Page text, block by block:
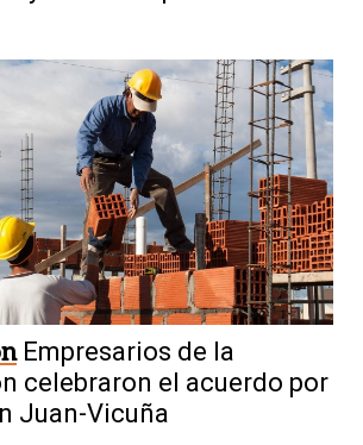
Empresarios de la
celebraron el acuerdo por
Juan-Vicuña